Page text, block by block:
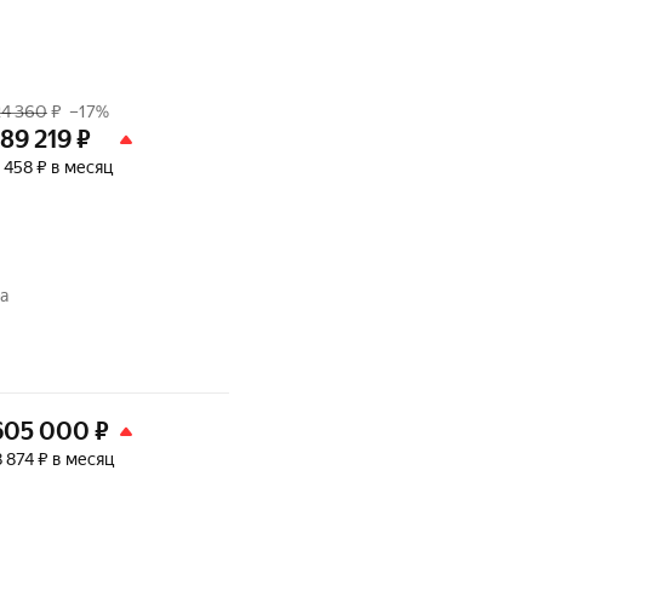
360₽ –17%
219₽
458 ₽ в месяц
000 ₽
874 ₽ в месяц